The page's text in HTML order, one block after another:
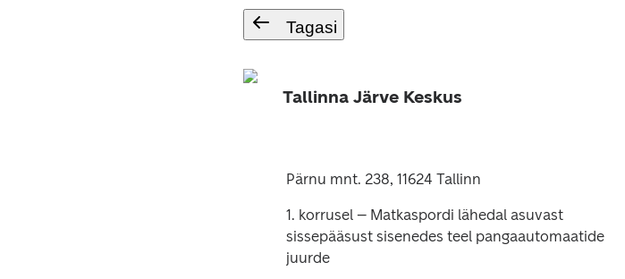
Tagasi
Tallinna Järve Keskus
Pärnu mnt. 238, 11624 Tallinn
1. korrusel – Matkaspordi lähedal asuvast
sissepääsust sisenedes teel pangaautomaatide
juurde